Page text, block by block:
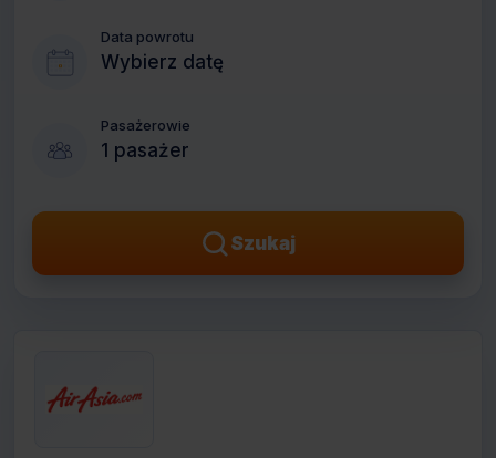
Data powrotu
Wybierz datę
Pasażerowie
1 pasażer
Szukaj